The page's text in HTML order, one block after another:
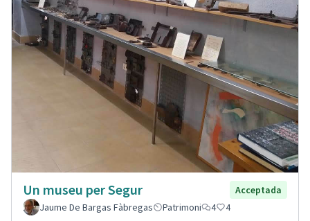
Un museu per Segur
Acceptada
Jaume De Bargas Fàbregas
Patrimoni 4 4